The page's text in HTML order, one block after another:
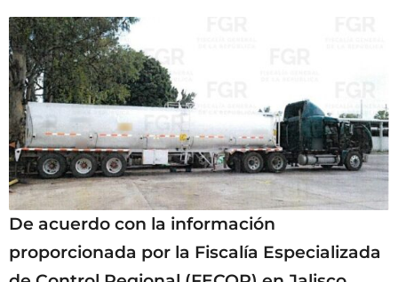
De acuerdo con la información
proporcionada por la Fiscalía Especializada